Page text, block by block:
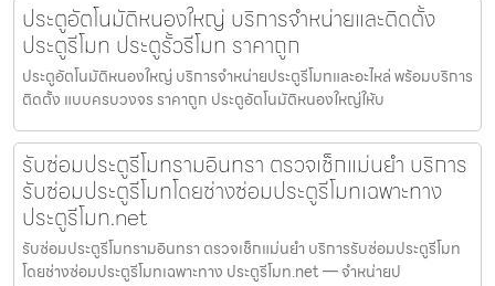
ประตูอัตโนมัติหนองใหญ่ บริการจำหน่ายและติดตั้ง
ประตูรีโมท ประตูรั้วรีโมท ราคาถูก
ประตูอัตโนมัติหนองใหญ่ บริการจำหน่ายประตูรีโมทและอะไหล่ พร้อมบริการ
ติดตั้ง แบบครบวงจร ราคาถูก ประตูอัตโนมัติหนองใหญ่ให้บ
รับซ่อมประตูรีโมทรามอินทรา ตรวจเช็กแม่นยำ บริการ
รับซ่อมประตูรีโมทโดยช่างซ่อมประตูรีโมทเฉพาะทาง
ประตูรีโมท.net
รับซ่อมประตูรีโมทรามอินทรา ตรวจเช็กแม่นยำ บริการรับซ่อมประตูรีโมท
โดยช่างซ่อมประตูรีโมทเฉพาะทาง ประตูรีโมท.net — จำหน่ายป